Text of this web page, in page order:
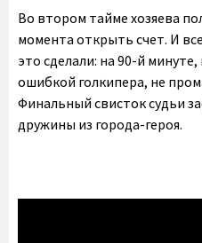
Во втором тайме хозяева
момента открыть счет. И
это сделали: на 90-й
ошибкой голкипера, не
Финальный свисток судьи
дружины из города-героя.